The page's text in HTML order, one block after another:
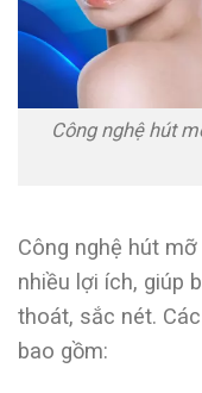
Công nghệ hút
Công nghệ hút
nhiều lợi ích, giúp
thoát, sắc nét.
bao gồm: